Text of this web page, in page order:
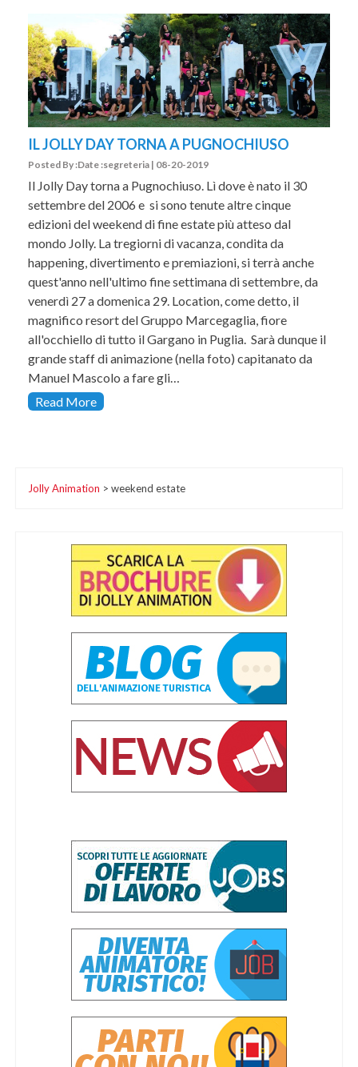
IL JOLLY DAY TORNA A PUGNOCHIUSO
Posted By :Date :segreteria | 08-20-2019
Il Jolly Day torna a Pugnochiuso. Lì dove è nato il 30
settembre del 2006 e si sono tenute altre cinque
edizioni del weekend di fine estate più atteso dal
mondo Jolly. La tregiorni di vacanza, condita da
happening, divertimento e premiazioni, si terrà anche
quest'anno nell'ultimo fine settimana di settembre, da
venerdì 27 a domenica 29. Location, come detto, il
magnifico resort del Gruppo Marcegaglia, fiore
all'occhiello di tutto il Gargano in Puglia. Sarà dunque il
grande staff di animazione (nella foto) capitanato da
Manuel Mascolo a fare gli…
Read More
Jolly Animation > weekend estate